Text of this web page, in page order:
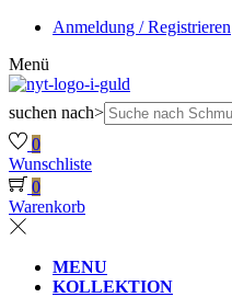
Anmeldung / Registrieren
Menü
suchen nach>
0
Wunschliste
0
Warenkorb
MENU
KOLLEKTION